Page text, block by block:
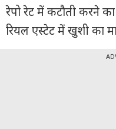
वीडियो
ट्रेंडिंग
रेपो रेट में कटौती करने
रियल एस्टेट में खुशी का